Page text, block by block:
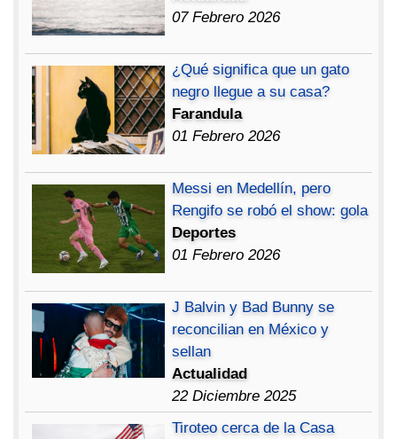
07 Febrero 2026
¿Qué significa que un gato
negro llegue a su casa?
Farandula
01 Febrero 2026
Messi en Medellín, pero
Rengifo se robó el show: gola
Deportes
01 Febrero 2026
J Balvin y Bad Bunny se
reconcilian en México y
sellan
Actualidad
22 Diciembre 2025
Tiroteo cerca de la Casa